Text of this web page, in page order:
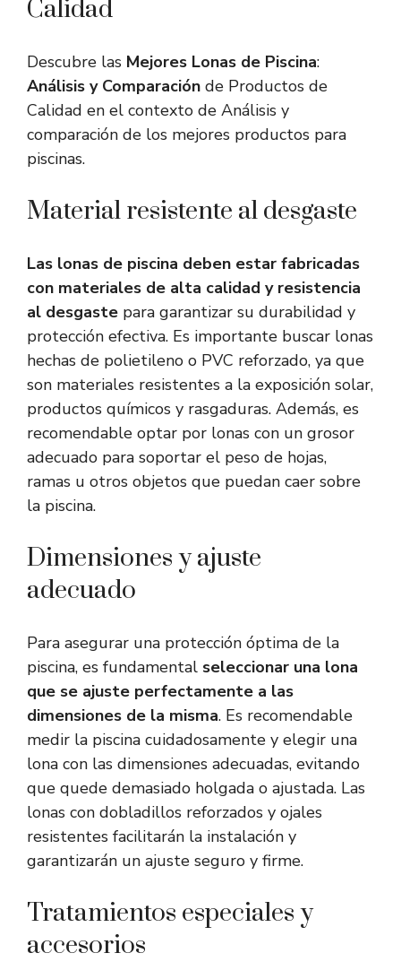
Calidad
Descubre las Mejores Lonas de Piscina:
Análisis y Comparación de Productos de
Calidad en el contexto de Análisis y
comparación de los mejores productos para
piscinas.
Material resistente al desgaste
Las lonas de piscina deben estar fabricadas
con materiales de alta calidad y resistencia
al desgaste para garantizar su durabilidad y
protección efectiva. Es importante buscar lonas
hechas de polietileno o PVC reforzado, ya que
son materiales resistentes a la exposición solar,
productos químicos y rasgaduras. Además, es
recomendable optar por lonas con un grosor
adecuado para soportar el peso de hojas,
ramas u otros objetos que puedan caer sobre
la piscina.
Dimensiones y ajuste
adecuado
Para asegurar una protección óptima de la
piscina, es fundamental seleccionar una lona
que se ajuste perfectamente a las
dimensiones de la misma. Es recomendable
medir la piscina cuidadosamente y elegir una
lona con las dimensiones adecuadas, evitando
que quede demasiado holgada o ajustada. Las
lonas con dobladillos reforzados y ojales
resistentes facilitarán la instalación y
garantizarán un ajuste seguro y firme.
Tratamientos especiales y
accesorios